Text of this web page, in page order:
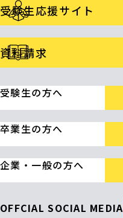
受験生応援サイト
資料請求
受験生の方へ
卒業生の方へ
企業・一般の方へ
OFFCIAL SOCIAL MEDIA